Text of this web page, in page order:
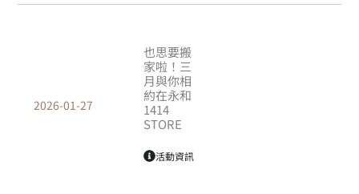
2026-01-27
也思要搬
家啦！三
月與你相
約在永和
1414
STORE
活動資訊